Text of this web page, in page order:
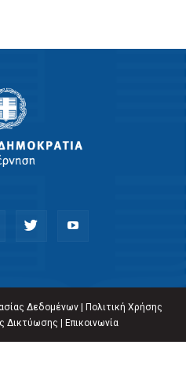
Δεδομένων| Πολιτική Χρήσης
Δικτύωσης | Επικοινωνία